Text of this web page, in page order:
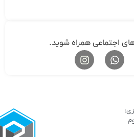
اجتماعی همراه شوید.